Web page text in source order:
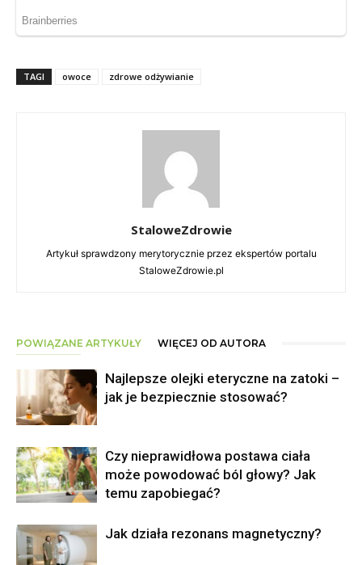
TAGI owoce zdrowe odżywianie
StaloweZdrowie
Artykuł sprawdzony merytorycznie przez ekspertów portalu
StaloweZdrowie.pl
POWIĄZANE ARTYKUŁY WIĘCEJ OD AUTORA
Najlepsze olejki eteryczne na zatoki –
jak je bezpiecznie stosować?
Czy nieprawidłowa postawa ciała
może powodować ból głowy? Jak
temu zapobiegać?
Jak działa rezonans magnetyczny?